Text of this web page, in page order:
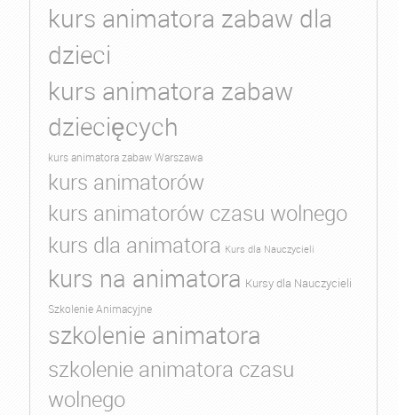
kurs animatora zabaw dla
dzieci
kurs animatora zabaw
dziecięcych
kurs animatora zabaw Warszawa
kurs animatorów
kurs animatorów czasu wolnego
kurs dla animatora Kurs dla Nauczycieli
kurs na animatora Kursy dla Nauczycieli
Szkolenie Animacyjne
szkolenie animatora
szkolenie animatora czasu
wolnego